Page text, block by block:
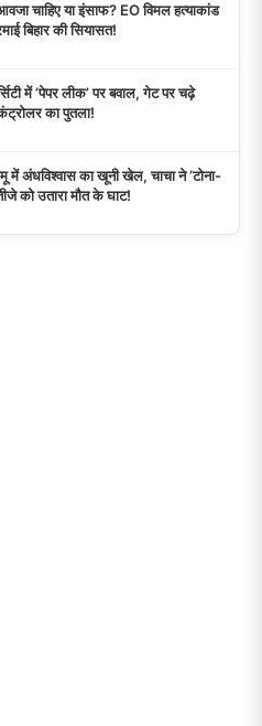
चाहिए या इंसाफ? EO विमल हत्याकांड
बिहार की सियासत!
में ‘पेपर लीक’ पर बवाल, गेट पर चढ़े
का पुतला!
अंधविश्वास का खूनी खेल, चाचा ने ‘टोना-
को उतारा मौत के घाट!